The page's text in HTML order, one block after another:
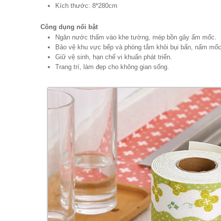
Kích thước: 8*280cm
Công dụng nổi bật
Ngăn nước thấm vào khe tường, mép bồn gây ẩm mốc.
Bảo vệ khu vực bếp và phòng tắm khỏi bụi bẩn, nấm
Giữ vệ sinh, hạn chế vi khuẩn phát triển.
Trang trí, làm đẹp cho không gian sống.